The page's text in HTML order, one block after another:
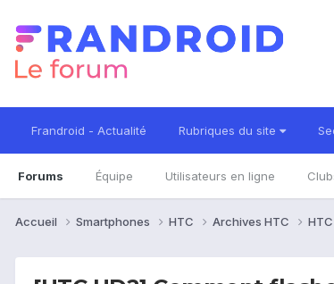
Frandroid - Actualité Rubriques du site
Forums Équipe Utilisateurs en ligne
Accueil Smartphones HTC Archives HTC